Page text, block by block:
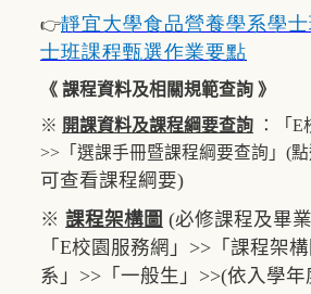
👉靜宜大學食品營養學系學
士班課程甄選作業要點
《 課程資料及相關規範查詢 》
※ 開課資料及課程綱要查詢 ：「E
>>「選課手冊暨課程綱要查詢」(點
可查看課程綱要)
※ 課程架構圖 (必修課程及畢
「E校園服務網」>>「課程架
系」>>「一般生」>>(依入學